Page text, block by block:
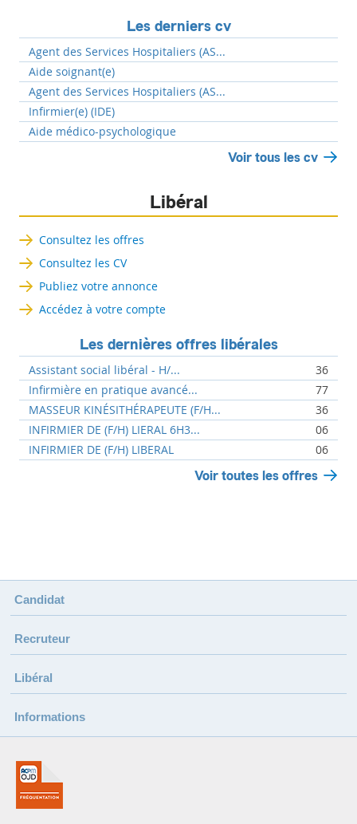
Les derniers cv
Agent des Services Hospitaliers (AS...
Aide soignant(e)
Agent des Services Hospitaliers (AS...
Infirmier(e) (IDE)
Aide médico-psychologique
Voir tous les cv
Libéral
Consultez les offres
Consultez les CV
Publiez votre annonce
Accédez à votre compte
Les dernières offres libérales
Assistant social libéral - H/...
36
Infirmière en pratique avancé...
77
MASSEUR KINÉSITHÉRAPEUTE (F/H...
36
INFIRMIER DE (F/H) LIERAL 6H3...
06
INFIRMIER DE (F/H) LIBERAL
06
Voir toutes les offres
Candidat
Recruteur
Libéral
Informations